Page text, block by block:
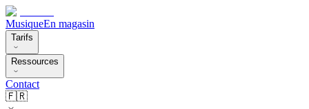
MusiqueEn magasin
Tarifs
Ressources
Contact
🇫🇷